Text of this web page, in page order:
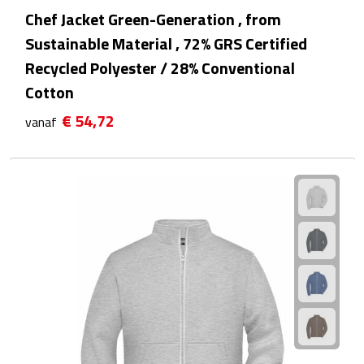
Borstels
Make up tools
Herenverzorging
Scheerapparaten & trimmers
Chef Jacket Green-Generation , from
Sustainable Material , 72% GRS Certified
Recycled Polyester / 28% Conventional
Cotton
vanaf € 54,72